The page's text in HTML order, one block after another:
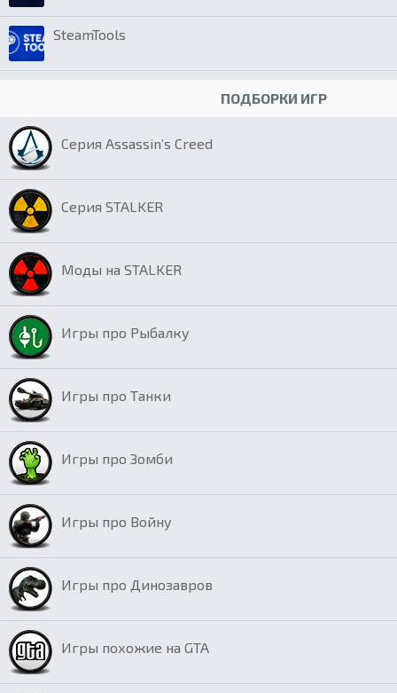
SteamTools
ПОДБОРКИ ИГР
Серия Assassin’s Creed
Серия STALKER
Моды на STALKER
Игры про Рыбалку
Игры про Танки
Игры про Зомби
Игры про Войну
Игры про Динозавров
Игры похожие на GTA